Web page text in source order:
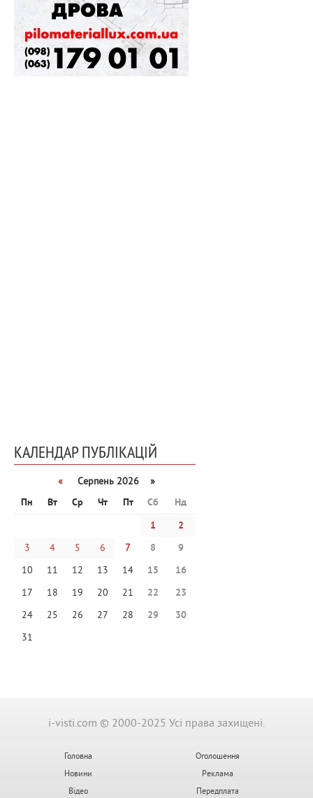
КАЛЕНДАР ПУБЛІКАЦІЙ
«
Серпень 2026 »
Пн
Вт Ср Чт Пт Сб
Нд
1
2
3
4 5 6 7 8
9
10
11 12 13 14 15
16
17
18 19 20 21 22
23
24
25 26 27 28 29
30
31
i-visti.com © 2000-2025 Усі права захищені.
Головна
Новини
Відео
Оголошення
Реклама
Передплата